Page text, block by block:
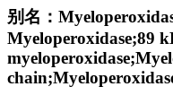
别名：
Myeloperoxidase;89